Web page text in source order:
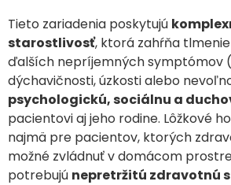
Tieto zariadenia poskytujú
starostlivosť, ktorá zahŕňa
ďalších nepríjemných symptómov
dýchavičnosti, úzkosti alebo
psychologickú, sociálnu a
pacientovi aj jeho rodine. Lôžkové
najmä pre pacientov, ktorých
možné zvládnuť v domácom
potrebujú nepretržitú zdravotnú